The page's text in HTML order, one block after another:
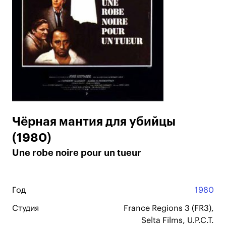
Чёрная мантия для убийцы
(1980)
Une robe noire pour un tueur
Год 1980
Студия
France Regions 3 (FR3),
Selta Films, U.P.C.T.